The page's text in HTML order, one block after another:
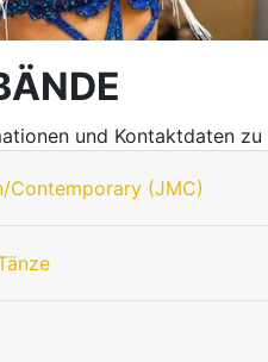
und Kontaktdaten zu
Contemporary (JMC)